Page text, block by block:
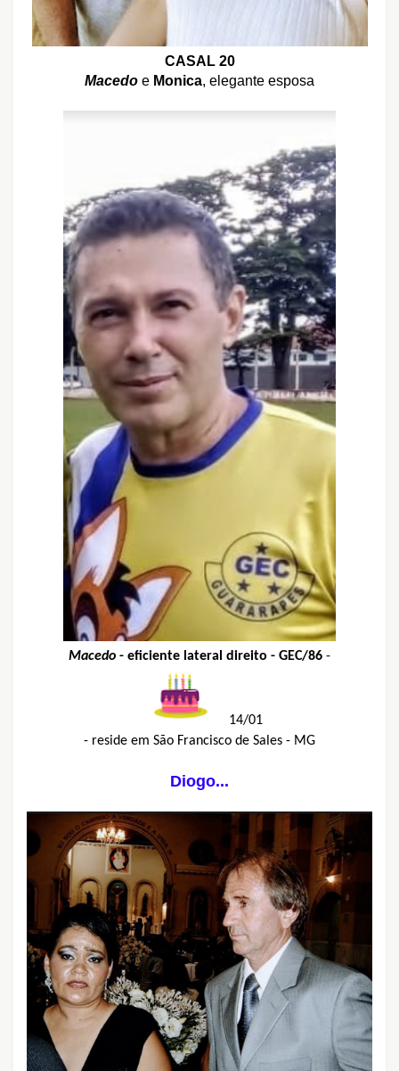
CASAL 20
Macedo e Monica, elegante esposa
Macedo - eficiente lateral direito - GEC/86 -
14/01
- reside em São Francisco de Sales - MG
Diogo...